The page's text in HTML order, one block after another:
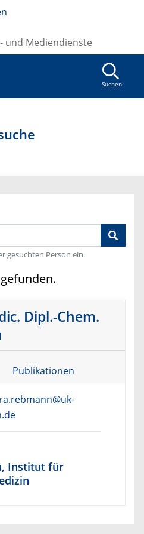
Mediendienste
Suchen
gesuchten Person ein.
Dipl.-Chem.
Publikationen
Institut für